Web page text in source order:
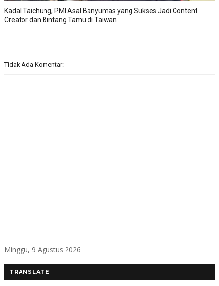
Kadal Taichung, PMI Asal Banyumas yang Sukses Jadi Content
Creator dan Bintang Tamu di Taiwan
Tidak Ada Komentar:
Minggu, 9 Agustus 2026
TRANSLATE